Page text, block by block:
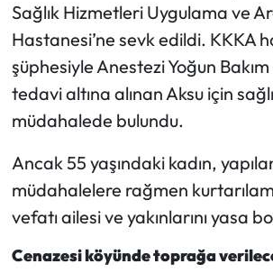
Sağlık Hizmetleri Uygulama ve
Hastanesi’ne sevk edildi. KKKA
şüphesiyle Anestezi Yoğun Bakım
tedavi altına alınan Aksu için
müdahalede bulundu.
Ancak 55 yaşındaki kadın,
müdahalelere rağmen
vefatı ailesi ve yakınlarını yasa
Cenazesi köyünde toprağa
Siyaset
Spor
Sungurlu Haberleri
Turizm
Uğurludağ Haberleri
Yaşam